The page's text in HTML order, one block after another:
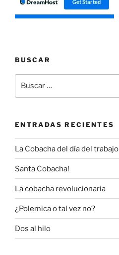
BUSCAR
por:
ENTRADAS RECIENTES
La Cobacha del día del trabajo
Santa Cobacha!
La cobacha revolucionaria
¿Polemica o tal vez no?
Dos al hilo